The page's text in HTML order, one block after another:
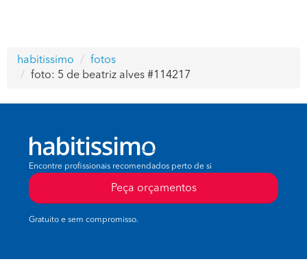
habitissimo
fotos
foto: 5 de beatriz alves #114217
Encontre profissionais recomendados perto de si
Peça orçamentos
Gratuito e sem compromisso.